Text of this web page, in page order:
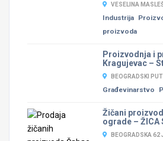
VESELINA
Industrija
proizvoda
Proizvodnja i
Kragujevac –
BEOGRADSKI
Građevinarstvo
Žičani
ograde – ŽICA
BEOGRADSKA 62